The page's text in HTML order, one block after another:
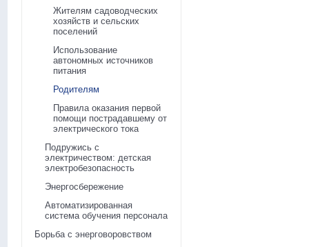
Жителям садоводческих
хозяйств и сельских
поселений
Использование
автономных источников
питания
Родителям
Правила оказания первой
помощи пострадавшему от
электрического тока
Подружись с
электричеством: детская
электробезопасность
Энергосбережение
Автоматизированная
система обучения персонала
Борьба с энерговоровством